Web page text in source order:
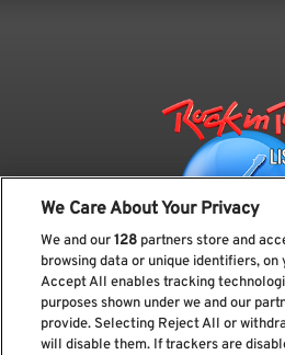
Subscreve a
We Care About Your Privacy
We and our128 partners store and
browsing data or unique identifiers,
Accept All enables tracking
purposes shown under we and our
provide. Selecting Reject All or
will disable them. If trackers are